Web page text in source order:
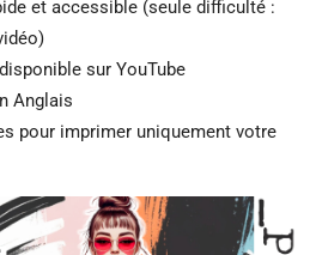
et accessible (seule difficulté :
sur YouTube
Anglais
pour imprimer uniquement votre